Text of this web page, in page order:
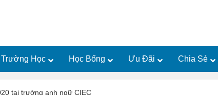
Trường Học Học Bổng Ưu Đãi Chia Sẻ
tại trường anh ngữ CIEC